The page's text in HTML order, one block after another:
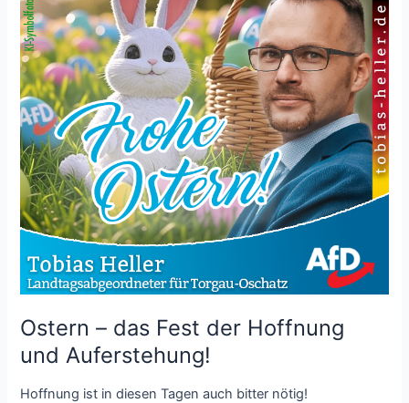
Ostern – das Fest der Hoffnung
und Auferstehung!
Hoffnung ist in diesen Tagen auch bitter nötig!